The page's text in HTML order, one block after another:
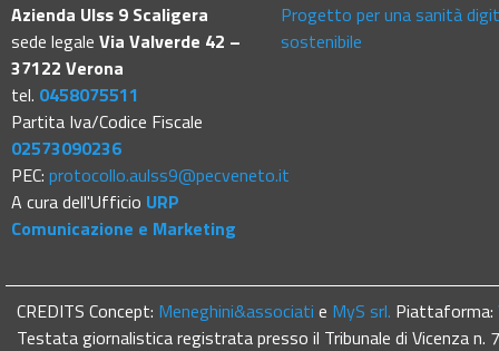
Azienda Ulss 9 Scaligera
sede legale Via Valverde 42 –
37122 Verona
tel. 0458075511
Partita Iva/Codice Fiscale
02573090236
PEC: protocollo.aulss9@pecveneto.it
A cura dell'Ufficio URP
Comunicazione e Marketing
Progetto per una sanità
sostenibile
CREDITS Concept: Meneghini&associati e MyS srl. Piattaforma:
Testata giornalistica registrata presso il Tribunale di Vicenza n.